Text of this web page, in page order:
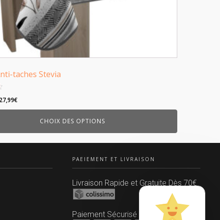
taches Stevia
27,99€Plage
de
13,99€
CHOIX DES OPTIONS
PAEIEMENT ET LIVRAISON
Livraison Rapide et Gratuite Dès 70€
Paiement Sécurisé